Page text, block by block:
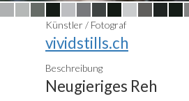
Künstler / Fotograf
vividstills.ch
Beschreibung
Neugieriges Reh